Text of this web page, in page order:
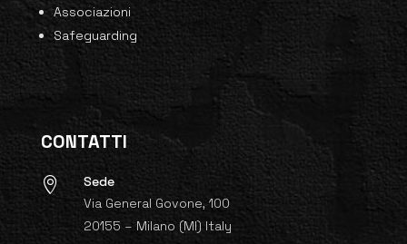
Associazioni
Safeguarding
CONTATTI

Sede
Via General Govone, 100
20155 – Milano (MI) Italy